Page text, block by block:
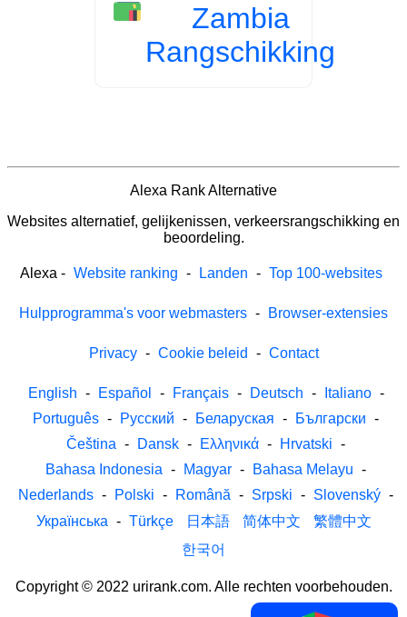
Zambia
Rangschikking
Alexa Rank Alternative
Websites alternatief, gelijkenissen, verkeersrangschikking en
beoordeling.
Alexa - Website ranking - Landen - Top 100-websites
Hulpprogramma's voor webmasters - Browser-extensies
Privacy - Cookie beleid - Contact
English - Español - Français - Deutsch - Italiano -
Português - Русский - Беларуская - Български -
Čeština - Dansk - Ελληνικά - Hrvatski -
Bahasa Indonesia - Magyar - Bahasa Melayu -
Nederlands - Polski - Română - Srpski - Slovenský -
Українська - Türkçe 日本語 简体中文
繁體中文
한국어
Copyright © 2022 urirank.com. Alle rechten voorbehouden.